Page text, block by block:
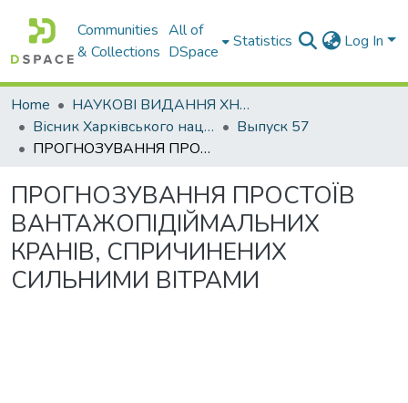
Communities
& Collections
All of
DSpace
Statistics Log In
Home
НАУКОВІ ВИДАННЯ ХНАДУ
Вісник Харківського національного автомобільно-дорожнього університету / Вестник Харьковского национального автомобильно-дорожного университета
Выпуск 57
ПРОГНОЗУВАННЯ ПРОСТОЇВ ВАНТАЖОПІДІЙМАЛЬНИХ КРАНІВ, СПРИЧИНЕНИХ СИЛЬНИМИ ВІТРАМИ
ПРОГНОЗУВАННЯ ПРОСТОЇВ
ВАНТАЖОПІДІЙМАЛЬНИХ
КРАНІВ, СПРИЧИНЕНИХ
СИЛЬНИМИ ВІТРАМИ